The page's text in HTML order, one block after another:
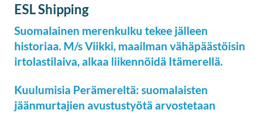
ESL Shipping
Suomalainen merenkulku tekee jälleen
historiaa. M/s Viikki, maailman vähäpäästöisin
irtolastilaiva, alkaa liikennöidä Itämerellä.
Kuulumisia Perämereltä: suomalaisten
jäänmurtajien avustustyötä arvostetaan